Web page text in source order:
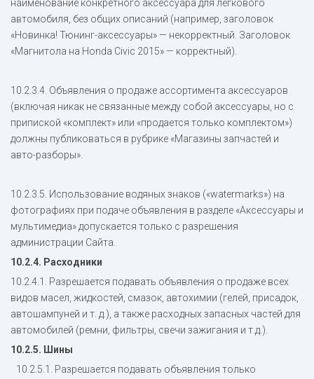
наименование конкретного аксессуара для легкового
автомобиля, без общих описаний (например, заголовок
«Новинка! Тюнинг-аксеcсуары» — некорректный. Заголовок
«Магнитола на Honda Civic 2015» — корректный).
10.2.3.4. Объявления о продаже ассортимента аксессуаров
(включая никак не связанные между собой аксессуары, но с
припиской «комплект» или «продается только комплектом»)
должны публиковаться в рубрике «Магазины запчастей и
авто-разборы».
10.2.3.5. Использование водяных знаков («watermarks») на
фотографиях при подаче объявления в разделе «Аксессуары и
мультимедиа» допускается только с разрешения
администрации Сайта.
10.2.4. Расходники
10.2.4.1. Разрешается подавать объявления о продаже всех
видов масел, жидкостей, смазок, автохимии (гелей, присадок,
автошампуней и т. д.), а также расходных запасных частей для
автомобилей (ремни, фильтры, свечи зажигания и т.д.).
10.2.5. Шины
10.2.5.1. Разрешается подавать объявления только